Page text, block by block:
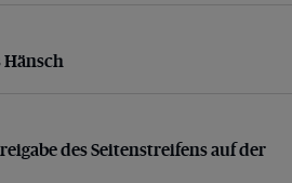
des Seitenstreifens auf der A3
des Seitenstreifens auf der